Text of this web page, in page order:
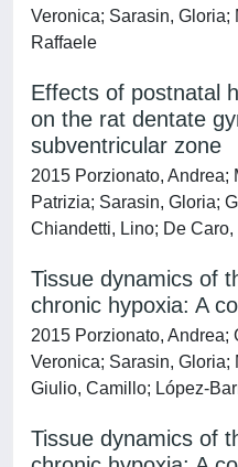
Veronica; Sarasin, Gloria;
Raffaele
Effects of postnatal
on the rat dentate
subventricular zone
2015 Porzionato, Andrea;
Patrizia; Sarasin, Gloria;
Chiandetti, Lino; De Caro,
Tissue dynamics of
chronic hypoxia: A
2015 Porzionato, Andrea;
Veronica; Sarasin, Gloria;
Giulio, Camillo; López-
Tissue dynamics of